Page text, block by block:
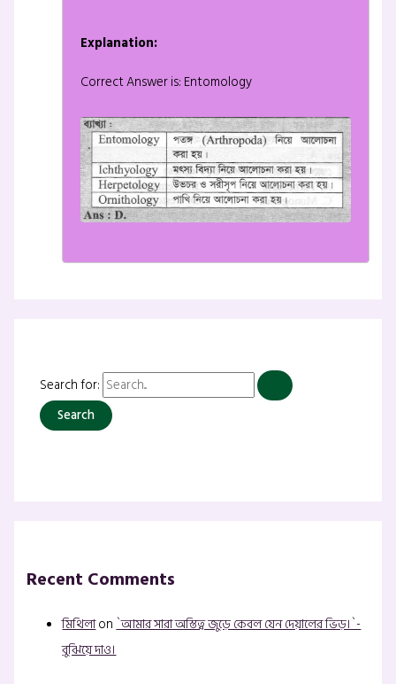
Explanation:
Correct Answer is: Entomology
Search for:
Recent Comments
মিথিলাon`আমার সারা অস্তিত্ব জুড়ে কেবল যেন দেয়ালের ভিড়।`-
বুঝিয়ে দাও।